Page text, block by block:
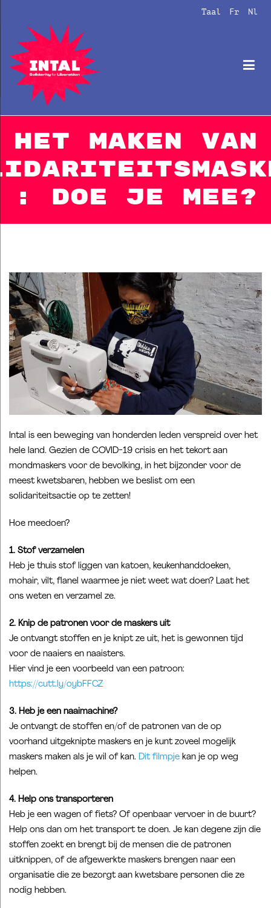
springen
Taal Fr Nl
Intal
Globalize Solidarity!
Het maken van
: doe je mee?
Intal is een beweging van honderden leden verspreid over het
hele land. Gezien de COVID-19 crisis en het tekort aan
mondmaskers voor de bevolking, in het bijzonder voor de
meest kwetsbaren, hebben we beslist om een
solidariteitsactie op te zetten!
Hoe meedoen?
1. Stof verzamelen
Heb je thuis stof liggen van katoen, keukenhanddoeken,
mohair, vilt, flanel waarmee je niet weet wat doen? Laat het
ons weten en verzamel ze.
2. Knip de patronen voor de maskers uit
Je ontvangt stoffen en je knipt ze uit, het is gewonnen tijd
voor de naaiers en naaisters.
Hier vind je een voorbeeld van een patroon:
https://cutt.ly/oybFFCZ
3. Heb je een naaimachine?
Je ontvangt de stoffen en/of de patronen van de op
voorhand uitgeknipte maskers en je kunt zoveel mogelijk
maskers maken als je wil of kan. Dit filmpje kan je op weg
helpen.
4. Help ons transporteren
Heb je een wagen of fiets? Of openbaar vervoer in de buurt?
Help ons dan om het transport te doen. Je kan degene zijn die
stoffen zoekt en brengt bij de mensen die de patronen
uitknippen, of de afgewerkte maskers brengen naar een
organisatie die ze bezorgt aan kwetsbare personen die ze
nodig hebben.